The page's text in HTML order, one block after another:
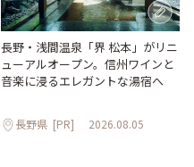
長野・浅間温泉「界 松本」がリニ
ューアルオープン。信州ワインと
音楽に浸るエレガントな湯宿へ
長野県 [PR] 2026.08.05